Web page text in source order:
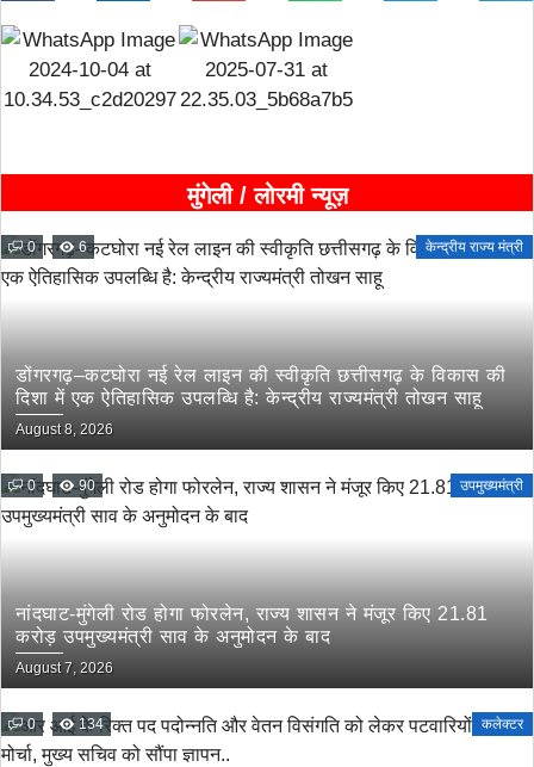
मुंगेली / लोरमी न्यूज़
0 6 केन्द्रीय राज्य मंत्री
डोंगरगढ़–कटघोरा नई रेल लाइन की स्वीकृति छत्तीसगढ़ के विकास की
दिशा में एक ऐतिहासिक उपलब्धि है: केन्द्रीय राज्यमंत्री तोखन साहू
August 8, 2026
0 90 उपमुख्यमंत्री
नांदघाट-मुंगेली रोड होगा फोरलेन, राज्य शासन ने मंजूर किए 21.81
करोड़ उपमुख्यमंत्री साव के अनुमोदन के बाद
August 7, 2026
0 134 कलेक्टर